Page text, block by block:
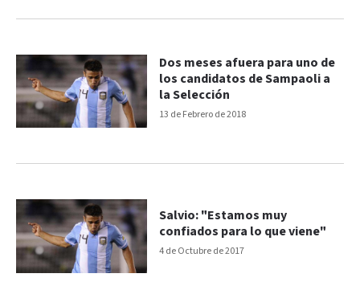
13 de Febrero de 2018
Dos meses afuera para uno de
los candidatos de Sampaoli a
la Selección
4 de Octubre de 2017
Salvio: "Estamos muy
confiados para lo que viene"